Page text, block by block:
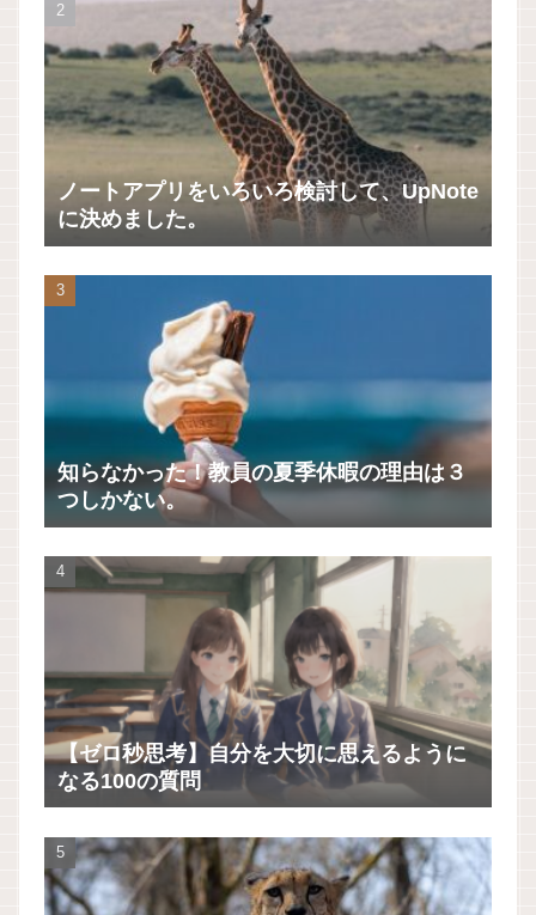
ノートアプリをいろいろ検討して、UpNote
に決めました。
知らなかった！教員の夏季休暇の理由は３
つしかない。
【ゼロ秒思考】自分を大切に思えるように
なる100の質問